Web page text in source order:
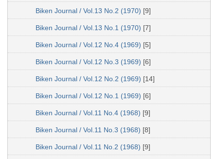
Biken Journal / Vol.13 No.2 (1970) [9]
Biken Journal / Vol.13 No.1 (1970) [7]
Biken Journal / Vol.12 No.4 (1969) [5]
Biken Journal / Vol.12 No.3 (1969) [6]
Biken Journal / Vol.12 No.2 (1969) [14]
Biken Journal / Vol.12 No.1 (1969) [6]
Biken Journal / Vol.11 No.4 (1968) [9]
Biken Journal / Vol.11 No.3 (1968) [8]
Biken Journal / Vol.11 No.2 (1968) [9]